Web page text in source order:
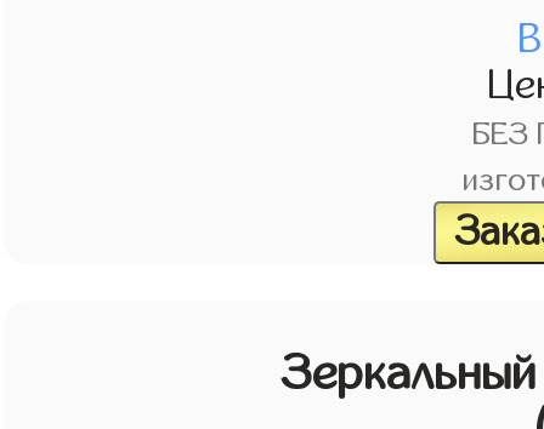
БЕЗ